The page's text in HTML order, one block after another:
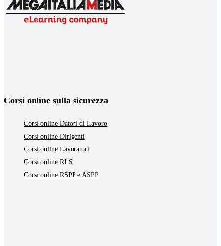
Corsi online sulla sicurezza
Corsi online Datori di Lavoro
Corsi online Dirigenti
Corsi online Lavoratori
Corsi online RLS
Corsi online RSPP e ASPP